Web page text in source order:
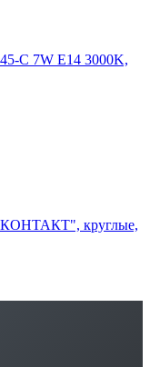
C 7W E14 3000K,
"КОНТАКТ", круглые,